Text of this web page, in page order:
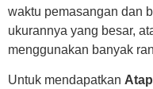
waktu pemasangan dan
ukurannya yang besar,
menggunakan banyak
Untuk mendapatkan